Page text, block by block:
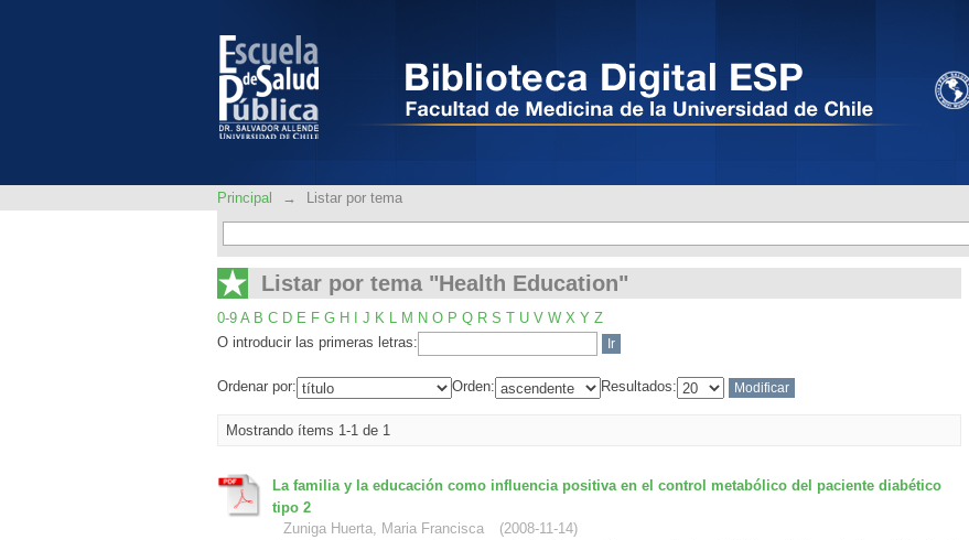
Principal → Listar por tema
Listar por tema "Health Education"
0-9 A B C D E F G H J K L M N O P Q R S T U V W X Y Z
O introducir las primeras letras:
Ordenar por: Orden: Resultados:
Mostrando ítems 1-1 de 1
La familia y la educación como influencia positiva en el control metabólico del paciente diabético
tipo 2
Zuniga Huerta, Maria Francisca
(2008-11-14)